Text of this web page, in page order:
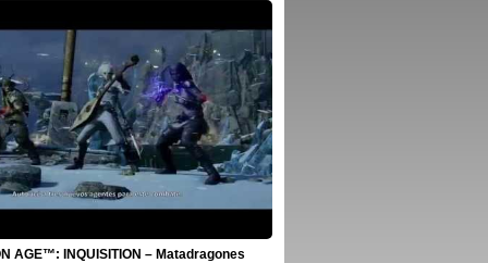
AGE™: INQUISITION – Matadragones